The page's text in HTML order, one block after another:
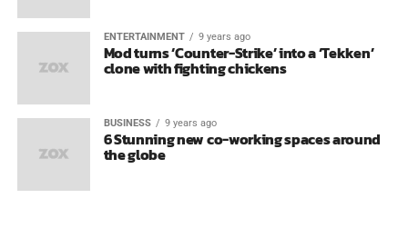
ENTERTAINMENT 9 years ago
Mod turns ‘Counter-Strike’ into a ‘Tekken’
clone with fighting chickens
BUSINESS 9 years ago
6 Stunning new co-working spaces around
the globe